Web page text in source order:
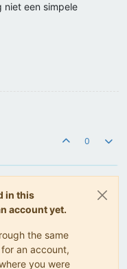
niet een simpele
0
in this
account yet.
the same
an account,
you were